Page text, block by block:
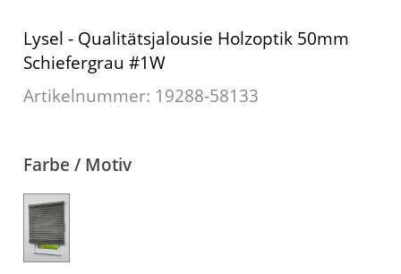
Konfigurator
Scheibengardinen
Sonnensegel
Outdoor-Plissees
Messanleitung
Gardinenschals
Schlaufenschals
Ösenschals
Fliegengitter
Fensterbilder
Gardinenstange
Lysel - Qualitätsjalousie Holzoptik 50mm
Schiefergrau #1W
Artikelnummer: 19288-58133
Farbe / Motiv